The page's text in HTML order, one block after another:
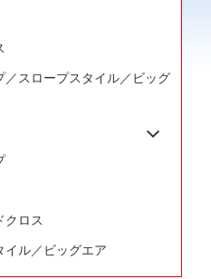
／スロープスタイル／ビッグ
クロス
イル／ビッグエア